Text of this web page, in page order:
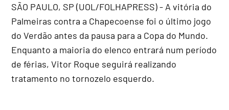
SÃO PAULO, SP (UOL/FOLHAPRESS) - A vitória do
Palmeiras contra a Chapecoense foi o último jogo
do Verdão antes da pausa para a Copa do Mundo.
Enquanto a maioria do elenco entrará num período
de férias, Vitor Roque seguirá realizando
tratamento no tornozelo esquerdo.